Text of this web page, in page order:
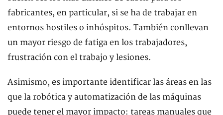
fabricantes, en particular, si se ha de trabajar en
entornos hostiles o inhóspitos. También conllevan
un mayor riesgo de fatiga en los trabajadores,
frustración con el trabajo y lesiones.
Asimismo, es importante identificar las áreas en las
que la robótica y automatización de las máquinas
puede tener el mayor impacto: tareas manuales que